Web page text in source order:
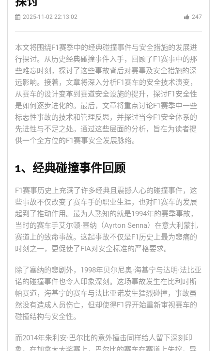
2025-11-02 22:13:02 247
本文将围绕F1赛季中的经典碰撞事件与安全措施的发展进
行探讨。从历史经典碰撞事件入手，回顾了F1赛事中的那
些难忘时刻，探讨了这些事故背后对赛事及安全措施的深
远影响。接着，文章将深入分析F1赛车的安全技术演变，
从赛车的设计变革到赛道安全设施的提升，探讨F1安全性
是如何逐步进化的。最后，文章将重点讨论F1赛季中一些
标志性事故的技术和管理反思，并探讨当今F1安全体系的
先进性与不足之处。通过这些层面的分析，旨在为读者提
供一个全方位的F1赛事安全发展脉络。
1、经典碰撞事件回顾
F1赛事历史上充满了许多经典且震撼人心的碰撞事件，这
些事故不仅改变了赛车手的职业生涯，也对F1赛车的发展
起到了推动作用。最为人熟知的就是1994年的赛季事故，
当时的赛车手艾尔顿·塞纳（Ayrton Senna）在意大利蒙扎
赛道上的致命事故。这起事故不仅是F1历史上最为悲痛的
时刻之一，更促使了FIA对安全标准的严格要求。
除了塞纳的悲剧外，1998年贝尔尼奥·海基宁与达明·法比亚
诺的碰撞事件也令人印象深刻。这场事故发生在比利时斯
帕赛道，海基宁的赛车与法比亚诺发生猛烈碰撞，事故虽
然没有造成人员伤亡，但却使得F1界开始重新审视赛车的
碰撞结构与安全性。
而2014年朱利安·巴尔比的意外撞击同样给人留下深刻印